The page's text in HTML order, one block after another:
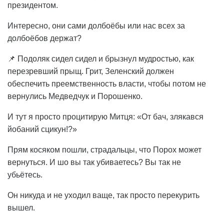
президентом.
Интересно, они сами долбоёбы или нас всех за
долбоёбов держат?
📌 Подоляк сидел сидел и брызнул мудростью, как
перезревший прыщ. Грит, Зеленский должен
обеспечить преемственность власти, чтобы потом не
вернулись Медведчук и Порошенко.
И тут я просто процитирую Митця: «От бач, злякався
йобаний сцикун!?»
Прям косяком пошли, страдальцы, что Порох может
вернуться. И шо вы так убиваетесь? Вы так не
убьётесь.
Он никуда и не уходил ваще, так просто перекурить
вышел.